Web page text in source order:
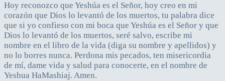
Hoy reconozco que Yeshúa es el Señor, hoy creo en mi
corazón que Dios lo levantó de los muertos, tu palabra dice
que si yo confieso con mi boca que Yeshúa es el Señor y que
Dios lo levantó de los muertos, seré salvo, escribe mi
nombre en el libro de la vida (diga su nombre y apellidos) y
no lo borres nunca. Perdona mis pecados, ten misericordia
de mí, dame vida y salud para conocerte, en el nombre de
Yeshua HaMashiaj. Amen.